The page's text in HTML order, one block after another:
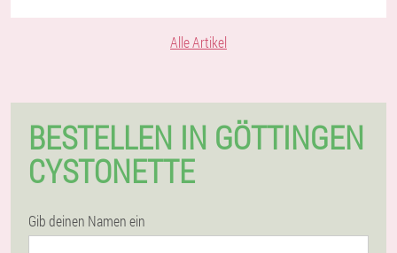
Alle Artikel
BESTELLEN IN GÖTTINGEN
CYSTONETTE
Gib deinen Namen ein